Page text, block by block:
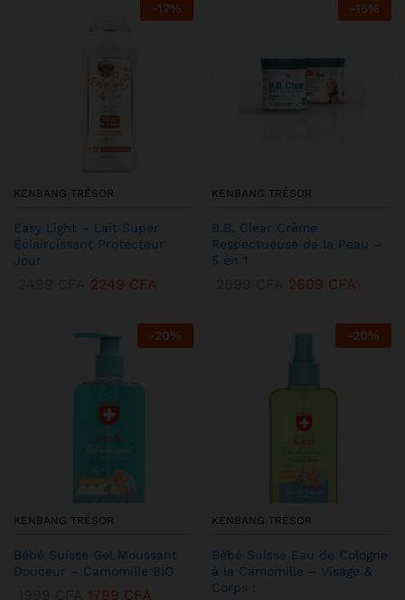
-17%
KENBANG TRÉSOR
Easy Light – Lait Super
Éclaircissant Protecteur
Jour
2249 CFA
-15%
KENBANG TRÉSOR
B.B. Clear Crème
Respectueuse de la Peau –
5 en 1
2609 CFA
-20%
KENBANG TRÉSOR
Bébé Suisse Gel Moussant
Douceur – Camomille BIO
1799 CFA
-20%
KENBANG TRÉSOR
Bébé Suisse Eau de Cologne
à la Camomille – Visage &
Corps :